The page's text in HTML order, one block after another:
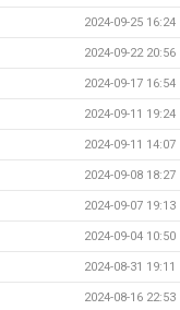
2024-09-25 16:24
2024-09-22 20:56
2024-09-17 16:54
2024-09-11 19:24
2024-09-11 14:07
2024-09-08 18:27
2024-09-07 19:13
2024-09-04 10:50
2024-08-31 19:11
2024-08-16 22:53